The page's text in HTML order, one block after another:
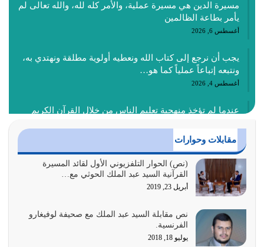
مسيرة الدين هي مسيرة عملية، والأمر كله لله، والله تعالى لم
يأمر بطاعة الظالمين
أغسطس 6, 2026
يجب أن نرجع إلى كتاب الله ونعطيه أولوية مطلقة ونهتدي به،
ونتبعه إتباعاً عملياً كما هو…
أغسطس 4, 2026
عندما لم تؤخذ منهجية تعليم الناس من خلال القرآن الكريم
أغسطس 3, 2026
الغاية من الصلاة هو ذكر الله (أقم الصلاة لذكري) إضافة إلى
{وَأَعِدُّوا لَهُمْ مَا…
أغسطس 2, 2026
السبب الرئيسي لشقاء الأمة الابتعاد عن كتاب الله والتعدي
لحدود الله بالإضافات للدين
أغسطس 1, 2026
مقابلات وحوارات
(نص) الحوار التلفزيوني الأول لقائد المسيرة
القرآنية السيد عبد الملك الحوثي مع…
أبريل 23, 2019
نص مقابلة السيد عبد الملك مع صحيفة لوفيغارو
الفرنسية.
يوليو 18, 2018